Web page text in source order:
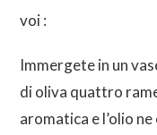
voi :
Immergete in un
di oliva quattro
aromatica e l’olio